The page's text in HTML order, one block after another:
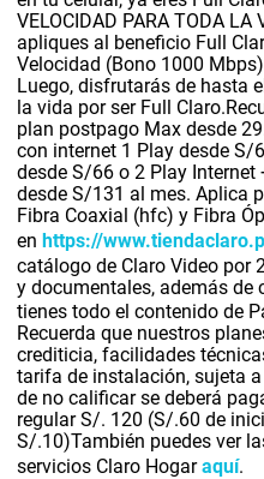
VELOCIDAD PARA TODA
apliques al beneficio Full
Velocidad (Bono 1000
Luego, disfrutarás de hasta
la vida por ser Full
plan postpago Max desde
con internet 1 Play desde S/
desde S/66 o 2 Play
desde S/131 al mes. Aplica
Fibra Coaxial (hfc) y Fibra
en https://
catálogo de Claro Video por
y documentales, además de
tienes todo el contenido de
Recuerda que nuestros
crediticia, facilidades
tarifa de instalación, sujeta
de no calificar se deberá
regular S/. 120 (S/.60 de
S/.10)También puedes ver
servicios Claro Hogaraquí.